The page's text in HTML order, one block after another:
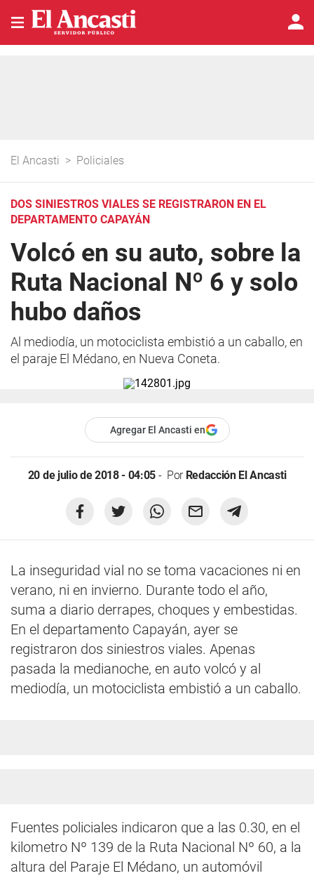
El Ancasti > Policiales
DOS SINIESTROS VIALES SE REGISTRARON EN EL
DEPARTAMENTO CAPAYÁN
Volcó en su auto, sobre la
Ruta Nacional Nº 6 y solo
hubo daños
Al mediodía, un motociclista embistió a un caballo, en
el paraje El Médano, en Nueva Coneta.
Agregar El Ancasti en
20 de julio de 2018 - 04:05 Por Redacción El Ancasti
La inseguridad vial no se toma vacaciones ni en
verano, ni en invierno. Durante todo el año,
suma a diario derrapes, choques y embestidas.
En el departamento Capayán, ayer se
registraron dos siniestros viales. Apenas
pasada la medianoche, en auto volcó y al
mediodía, un motociclista embistió a un caballo.
Fuentes policiales indicaron que a las 0.30, en el
kilometro Nº 139 de la Ruta Nacional Nº 60, a la
altura del Paraje El Médano, un automóvil